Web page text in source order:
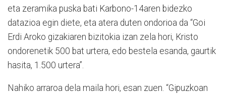
eta zeramika puska bati Karbono-14aren bidezko
datazioa egin diete, eta atera duten ondorioa da “Goi
Erdi Aroko gizakiaren bizitokia izan zela hori, Kristo
ondorenetik 500 bat urtera, edo bestela esanda, gaurtik
hasita, 1.500 urtera”.
Nahiko arraroa dela maila hori, esan zuen. “Gipuzkoan